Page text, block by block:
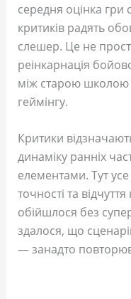
середня оцінка гри
критиків радять
слешер. Це не
реінкарнація
між старою школою
геймінгу.
Критики
динаміку ранніх
елементами. Тут
точності та
обійшлося без
здалося, що
— занадто